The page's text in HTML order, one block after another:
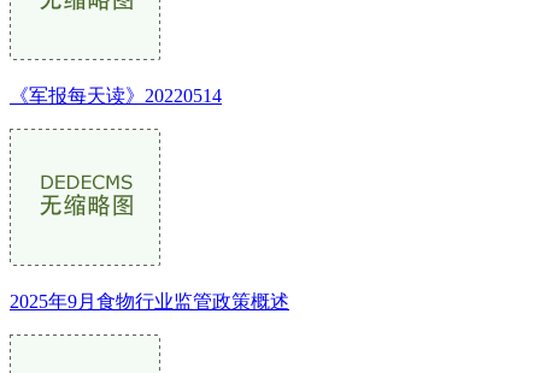
《军报每天读》20220514
2025年9月食物行业监管政策概述